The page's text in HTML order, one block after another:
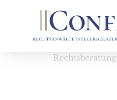
Rechtsberatung